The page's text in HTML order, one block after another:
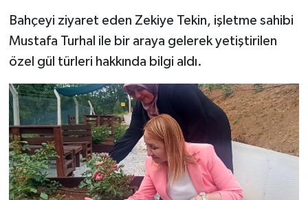
Bahçeyi ziyaret eden Zekiye Tekin, işletme sahibi
Mustafa Turhal ile bir araya gelerek yetiştirilen
özel gül türleri hakkında bilgi aldı.